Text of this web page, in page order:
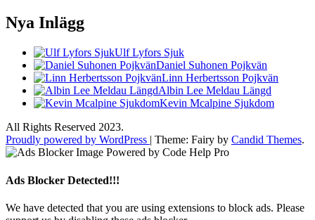
Nya Inlägg
Ulf Lyfors Sjuk
Daniel Suhonen Pojkvän
Linn Herbertsson Pojkvän
Albin Lee Meldau Längd
Kevin Mcalpine Sjukdom
All Rights Reserved 2023.
Proudly powered by WordPress | Theme: Fairy by Candid Themes.
Ads Blocker Detected!!!
We have detected that you are using extensions to block ads. Please